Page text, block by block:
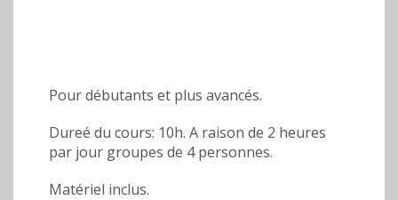
Pour débutants et plus avancés.
Dureé du cours: 10h. A raison de 2 heures
par jour groupes de 4 personnes.
Matériel inclus.